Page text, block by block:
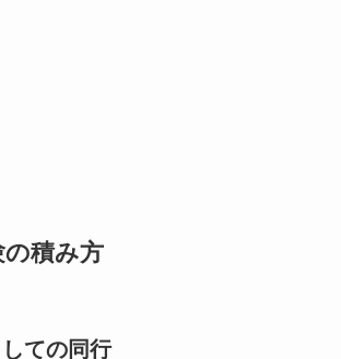
の積み方
ての同行